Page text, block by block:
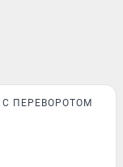
ПЕРЕВОРОТОМ